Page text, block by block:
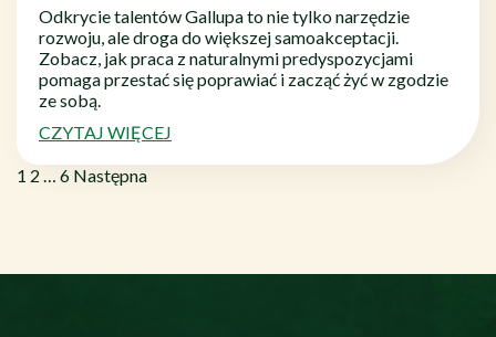
Odkrycie talentów Gallupa to nie tylko narzędzie
rozwoju, ale droga do większej samoakceptacji.
Zobacz, jak praca z naturalnymi predyspozycjami
pomaga przestać się poprawiać i zacząć żyć w zgodzie
ze sobą.
CZYTAJ WIĘCEJ
Stronicowanie
Page
1 Page
2 … Page
6 Następna